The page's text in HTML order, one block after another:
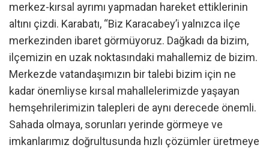
merkez-kırsal ayrımı yapmadan hareket ettiklerinin
altını çizdi. Karabatı, “Biz Karacabey’i yalnızca ilçe
merkezinden ibaret görmüyoruz. Dağkadı da bizim,
ilçemizin en uzak noktasındaki mahallemiz de bizim.
Merkezde vatandaşımızın bir talebi bizim için ne
kadar önemliyse kırsal mahallelerimizde yaşayan
hemşehrilerimizin talepleri de aynı derecede önemli.
Sahada olmaya, sorunları yerinde görmeye ve
imkanlarımız doğrultusunda hızlı çözümler üretmeye